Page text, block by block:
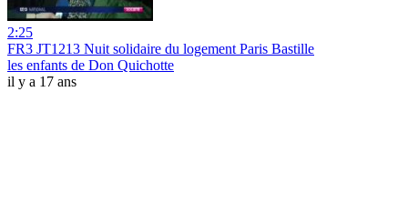
2:25
FR3 JT1213 Nuit solidaire du logement Paris Bastille
les enfants de Don Quichotte
il y a 17 ans